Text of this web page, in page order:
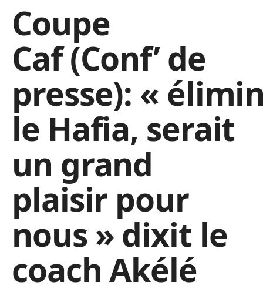
Coupe
Caf (Conf’ de
presse): «
le Hafia, serait
un grand
plaisir pour
nous » dixit le
coach Akélé